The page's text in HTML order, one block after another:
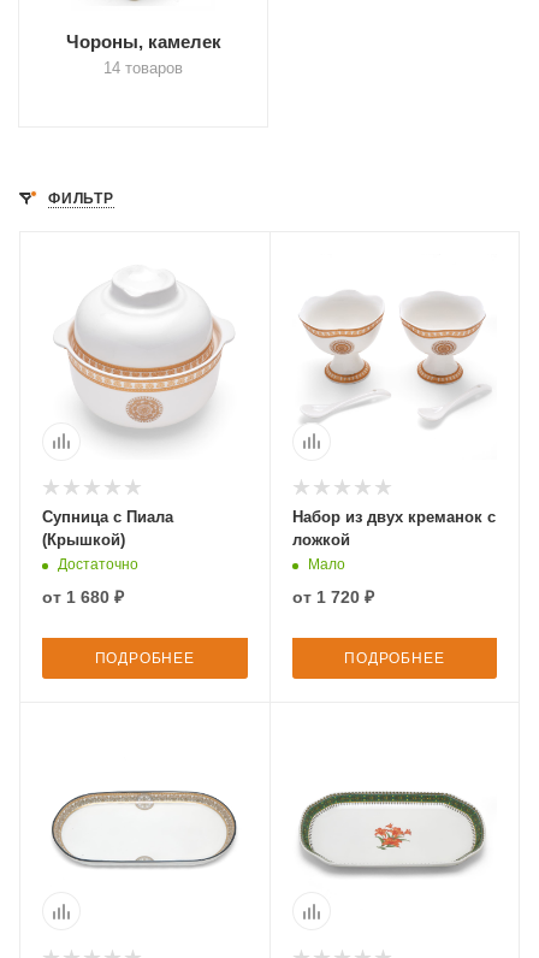
Чороны, камелек
14 товаров
ФИЛЬТР
Супница с Пиала
(Крышкой)
Достаточно
от 1 680 ₽
ПОДРОБНЕЕ
Набор из двух креманок с
ложкой
Мало
от 1 720 ₽
ПОДРОБНЕЕ